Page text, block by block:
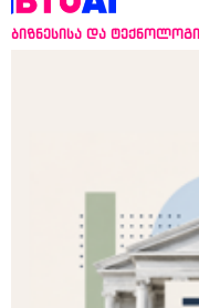
ბიზნესისა და